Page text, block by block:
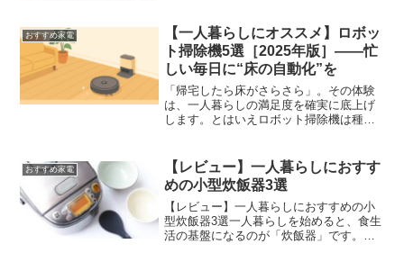
入を検討している方向けに、リコメン堂の
特徴・メ...
おすすめ家電
【一人暮らしにオススメ】ロボッ
ト掃除機5選［2025年版］——忙
しい毎日に“床の自動化”を
「帰宅したら床がさらさら」。その体験
は、一人暮らしの満足度を確実に底上げ
します。とはいえロボット掃除機は種類
記事では1K〜1LDKの単身生活を想定し、
省スペース・簡単メ...
おすすめ家電
【レビュー】一人暮らしにおすす
めの小型炊飯器3選
【レビュー】一人暮らしにおすすめの小
型炊飯器3選一人暮らしを始めると、食生
活の基盤になるのが「炊飯器」です。自